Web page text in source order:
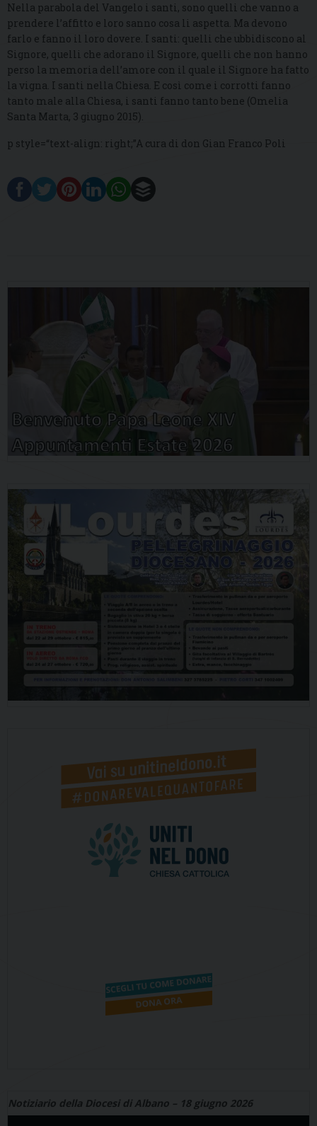
Nella parabola del Vangelo i santi, sono quelli che vanno a
prendere l’affitto e loro sanno cosa li aspetta. Ma devono
farlo e fanno il loro dovere. I santi: quelli che ubbidiscono al
Signore, quelli che adorano il Signore, quelli che non hanno
perso la memoria dell’amore con il quale il Signore ha fatto
la vigna. I santi nella Chiesa. E così come i corrotti fanno
tanto male alla Chiesa, i santi fanno tanto bene (Omelia
Santa Marta, 3 giugno 2015).
p style=“text-align: right;”A cura di don Gian Franco Poli
Notiziario della Diocesi di Albano – 18 giugno 2026